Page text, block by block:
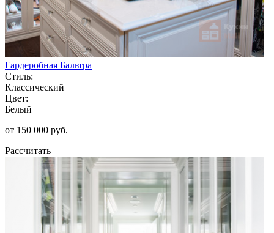
Гардеробная Бальтра
Стиль:
Классический
Цвет:
Белый
от 150 000 руб.
Рассчитать